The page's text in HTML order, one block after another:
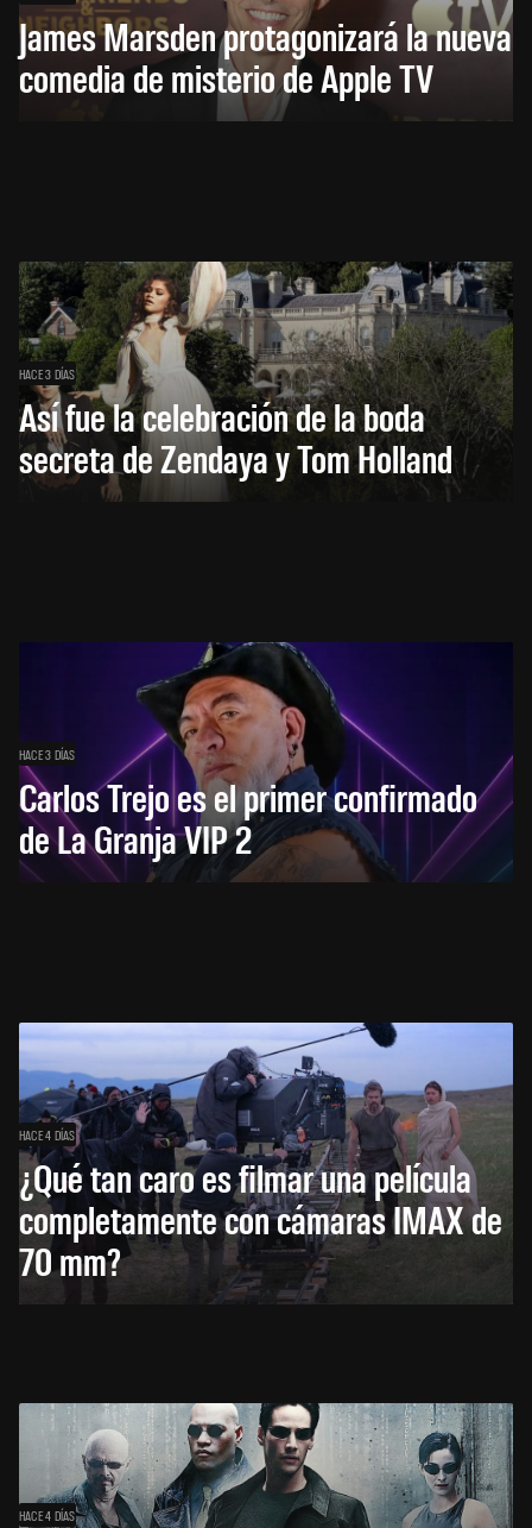
James Marsden protagonizará la nueva
comedia de misterio de Apple TV
HACE 3 DÍAS
Así fue la celebración de la boda
secreta de Zendaya y Tom Holland
HACE 3 DÍAS
Carlos Trejo es el primer confirmado
de La Granja VIP 2
HACE 4 DÍAS
¿Qué tan caro es filmar una película
completamente con cámaras IMAX de
70 mm?
HACE 4 DÍAS